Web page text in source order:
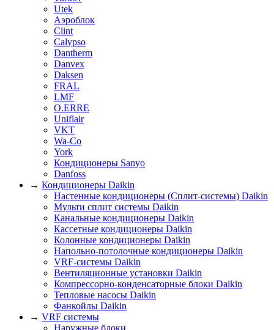
Utek
Аэроблок
Clint
Calypso
Dantherm
Danvex
Daksen
FRAL
LMF
O.ERRE
Uniflair
VKT
Wa-Co
York
Кондиционеры Sanyo
Danfoss
→ Кондиционеры Daikin
Настенные кондиционеры (Сплит-системы) Daikin
Мульти сплит системы Daikin
Канальные кондиционеры Daikin
Кассетные кондиционеры Daikin
Колонные кондиционеры Daikin
Напольно-потолочные кондиционеры Daikin
VRF-системы Daikin
Вентиляционные установки Daikin
Компрессорно-конденсаторные блоки Daikin
Тепловые насосы Daikin
Фанкойлы Daikin
→ VRF системы
Наружные блоки